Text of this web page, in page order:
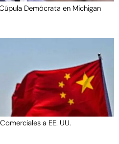
Demócrata en Michigan
a EE. UU.